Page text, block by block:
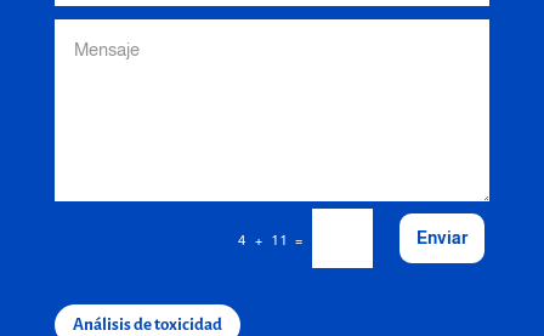
4 + 11 = Enviar
Análisis de toxicidad